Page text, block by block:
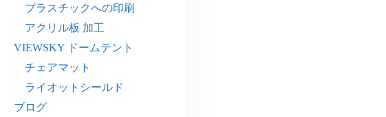
プラスチックへの印刷
アクリル板 加工
VIEWSKY ドームテント
チェアマット
ライオットシールド
ブログ